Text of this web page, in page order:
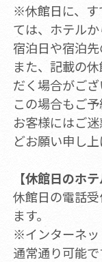
※休館日に、す
ては、ホテルか
宿泊日や宿泊先
また、記載の
だく場合がござ
この場合もご
お客様にはご
どお願い申し上
【休館日のホ
休館日の電話
ます。
※インターネッ
通常通り可能で